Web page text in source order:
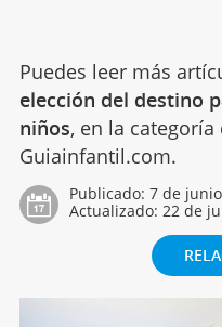
Puedes leer más
elección del destino
niños, en la categoría
Guiainfantil.com.
Publicado: 7 de
Actualizado: 22 de